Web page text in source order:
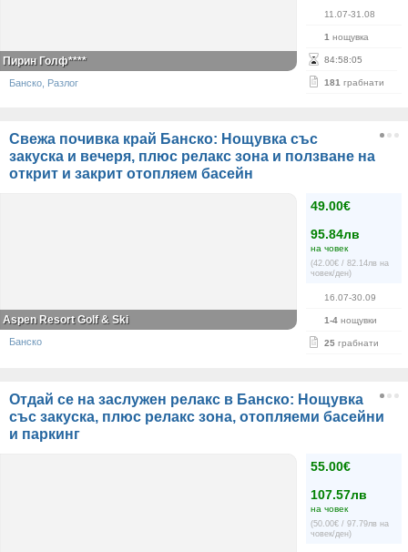
11.07-31.08
1 нощувка
84:58:05
181 грабнати
Пирин Голф****
Банско, Разлог
Свежа почивка край Банско: Нощувка със
закуска и вечеря, плюс релакс зона и ползване на
открит и закрит отопляем басейн
49.00€
95.84лв
на човек
(42.00€ / 82.14лв на
човек/ден)
16.07-30.09
1-4 нощувки
25 грабнати
Aspen Resort Golf & Ski
Банско
Отдай се на заслужен релакс в Банско: Нощувка
със закуска, плюс релакс зона, отопляеми басейни
и паркинг
55.00€
107.57лв
на човек
(50.00€ / 97.79лв на
човек/ден)